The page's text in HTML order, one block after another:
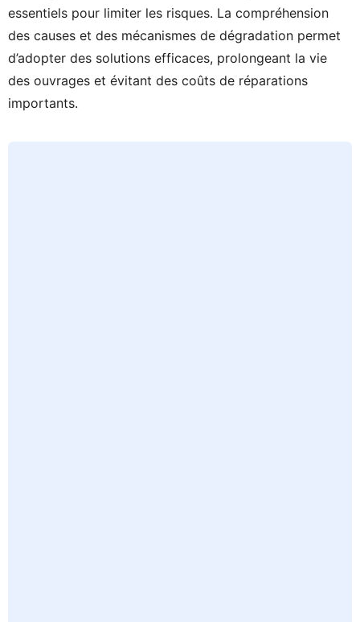
essentiels pour limiter les risques. La compréhension
des causes et des mécanismes de dégradation permet
d’adopter des solutions efficaces, prolongeant la vie
des ouvrages et évitant des coûts de réparations
importants.